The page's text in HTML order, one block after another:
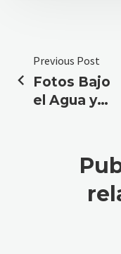
Previous Post
Fotos Bajo
el Agua y
por la Lluvia